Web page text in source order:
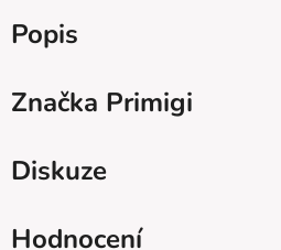
Popis
Značka Primigi
Diskuze
Hodnocení